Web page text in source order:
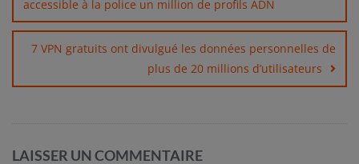
l’article
accessible à la police un million de profils ADN
7 VPN gratuits ont divulgué les données personnelles de
plus de 20 millions d’utilisateurs
LAISSER UN COMMENTAIRE